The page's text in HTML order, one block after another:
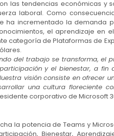
las tendencias económicas
laboral. Como
ha incrementado la demanda
el aprendizaje en
categoría de Plataformas de
del trabajo se transforma, el
y el bienestar, a fin
visión consiste en ofrecer
una cultura floreciente
corporativo de Microsoft
la potencia de Teams y
Bienestar,